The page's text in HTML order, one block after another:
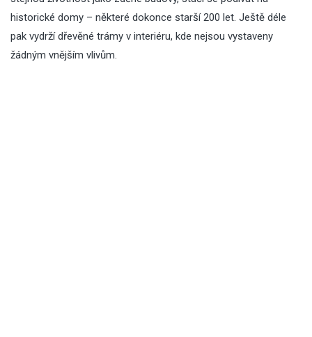
historické domy – některé dokonce starší 200 let. Ještě déle
pak vydrží dřevěné trámy v interiéru, kde nejsou vystaveny
žádným vnějším vlivům.